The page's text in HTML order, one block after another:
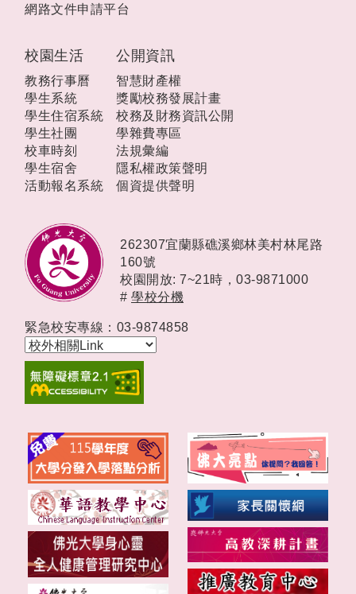
校園生活
教務行事曆
學生系統
學生住宿系統
學生社團
校車時刻
學生宿舍
活動報名系統
公開資訊
智慧財產權
獎勵校務發展計畫
校務及財務資訊公開
學雜費專區
法規彙編
隱私權政策聲明
個資提供聲明
網路文件申請平台
262307宜蘭縣礁溪鄉林美村林尾路
160號
校園開放: 7~21時， 03-9871000
# 學校分機
緊急校安專線：03-9874858